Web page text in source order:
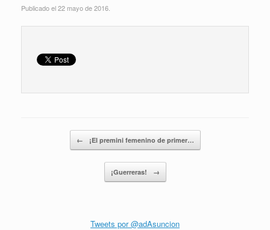
Publicado el 22 mayo de 2016.
← ¡El premini femenino de primer…
¡Guerreras! →
Tweets por @adAsuncion